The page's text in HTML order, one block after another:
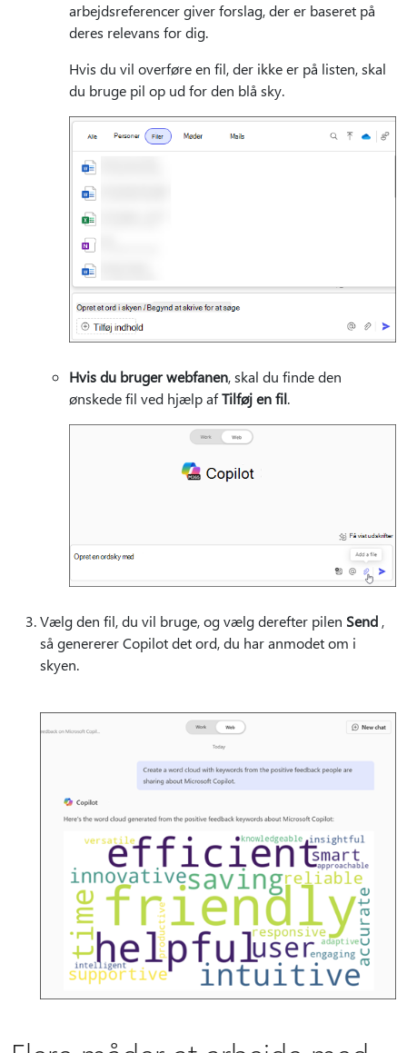
arbejdsreferencer giver forslag, der er baseret på
deres relevans for dig.
Hvis du vil overføre en fil, der ikke er på listen, skal
du bruge pil op ud for den blå sky.
Hvis du bruger webfanen, skal du finde den
ønskede fil ved hjælp afTilføj en fil.
Vælg den fil, du vil bruge, og vælg derefter pilen Send,
så genererer Copilot det ord, du har anmodet om i
skyen.